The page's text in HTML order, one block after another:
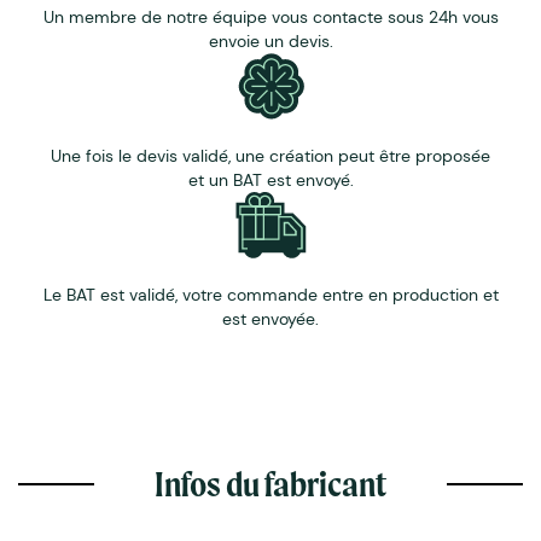
Un membre de notre équipe vous contacte sous 24h vous
envoie un devis.
Une fois le devis validé, une création peut être proposée
et un BAT est envoyé.
Le BAT est validé, votre commande entre en production et
est envoyée.
Infos du fabricant